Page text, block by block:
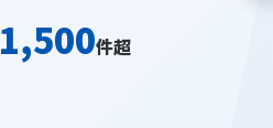
1,500件超